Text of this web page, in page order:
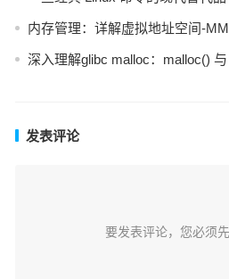
内存管理：详解虚拟地址空间-
深入理解glibc malloc：malloc()
发表评论
要发表评论，您必须先